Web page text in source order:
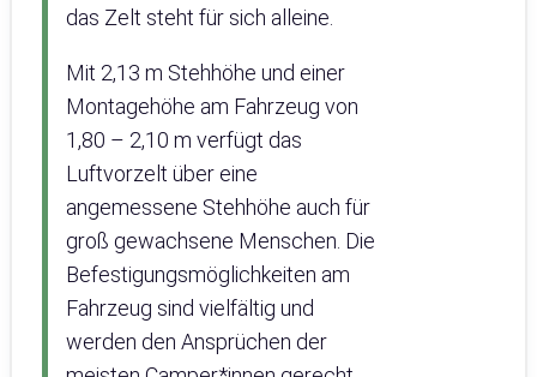
das Zelt steht für sich alleine.
Mit 2,13 m Stehhöhe und einer
Montagehöhe am Fahrzeug von
1,80 – 2,10 m verfügt das
Luftvorzelt über eine
angemessene Stehhöhe auch für
groß gewachsene Menschen. Die
Befestigungsmöglichkeiten am
Fahrzeug sind vielfältig und
werden den Ansprüchen der